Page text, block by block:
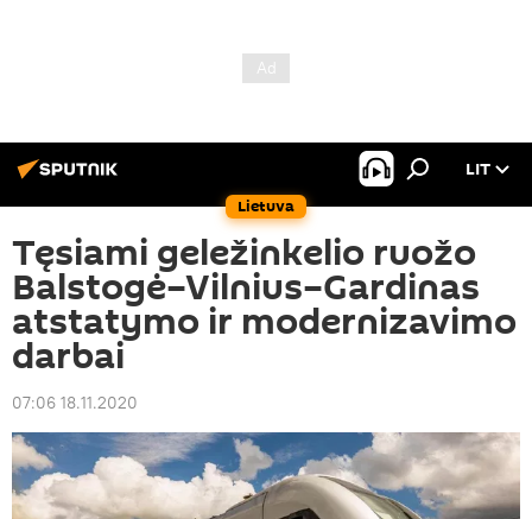
Lietuva
LIT
Tęsiami geležinkelio ruožo
Balstogė–Vilnius–Gardinas
atstatymo ir modernizavimo
darbai
07:06 18.11.2020